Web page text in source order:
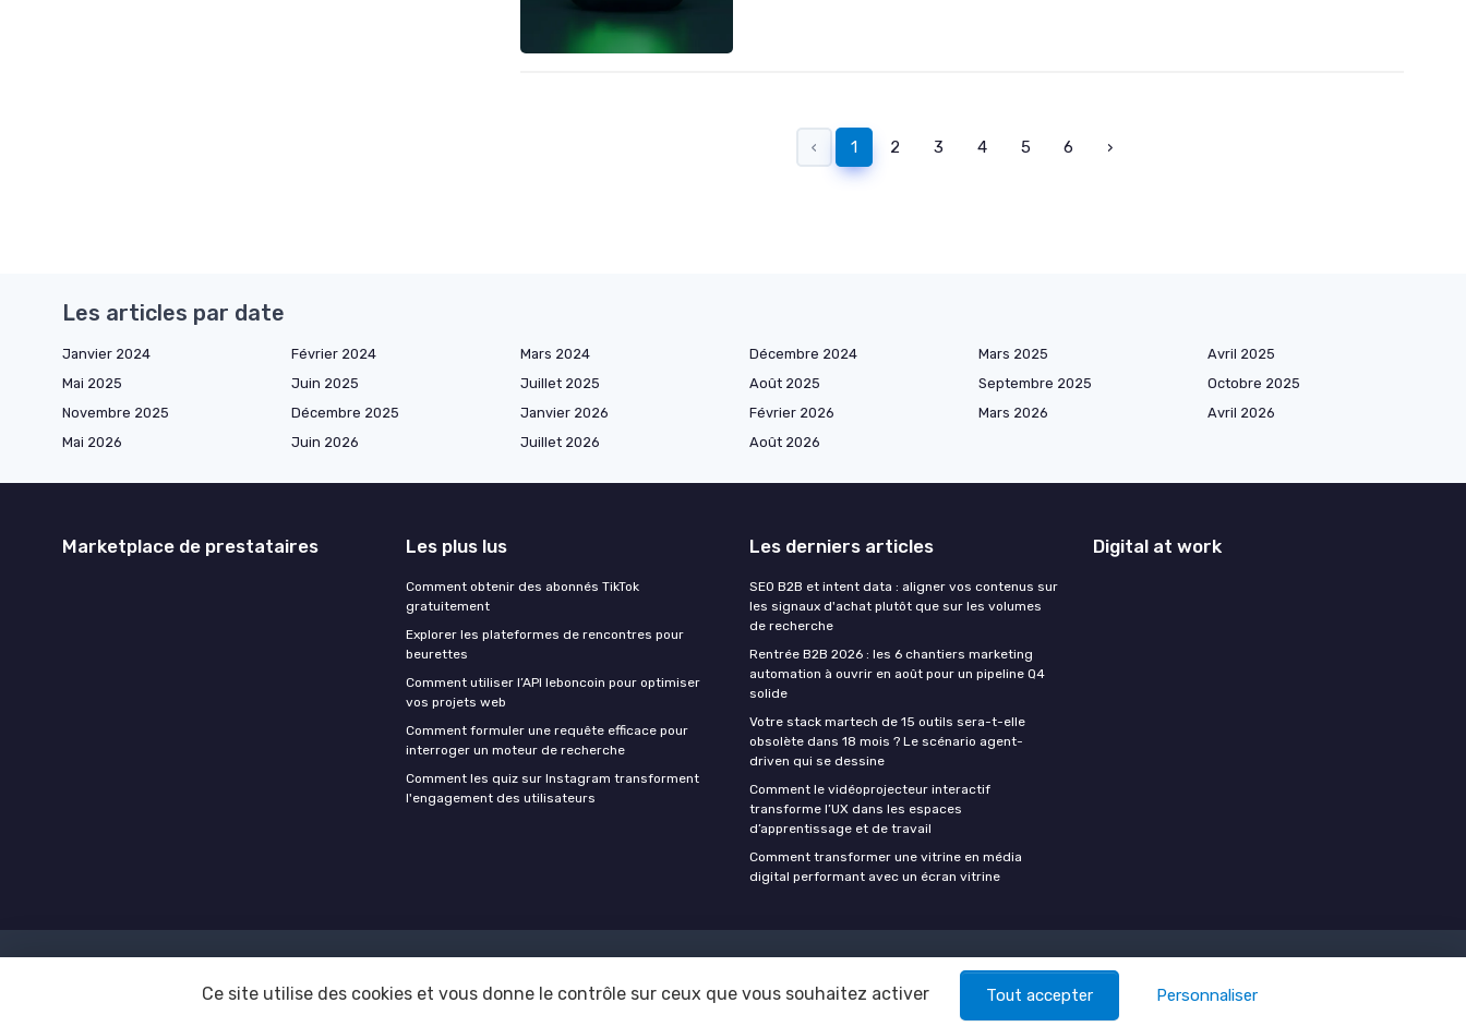
‹ 1 2 3 4 5 6 ›
Les articles par date
Janvier 2024 Février 2024 Mars 2024 Décembre 2024 Mars 2025
Avril 2025
Mai 2025
Juin 2025 Juillet 2025 Août 2025 Septembre 2025
Octobre 2025
Novembre 2025
Décembre 2025 Janvier 2026 Février 2026 Mars 2026
Avril 2026
Mai 2026
Juin 2026 Juillet 2026 Août 2026
Marketplace de prestataires Les plus lus
Comment obtenir des abonnés TikTok
gratuitement
Explorer les plateformes de rencontres pour
beurettes
Comment utiliser l’API leboncoin pour optimiser
vos projets web
Comment formuler une requête efficace pour
interroger un moteur de recherche
Comment les quiz sur Instagram transforment
l'engagement des utilisateurs
Les derniers articles
SEO B2B et intent data : aligner vos contenus sur
les signaux d'achat plutôt que sur les volumes
de recherche
Rentrée B2B 2026 : les 6 chantiers marketing
automation à ouvrir en août pour un pipeline Q4
solide
Votre stack martech de 15 outils sera-t-elle
obsolète dans 18 mois ? Le scénario agent-
driven qui se dessine
Comment le vidéoprojecteur interactif
transforme l’UX dans les espaces
d’apprentissage et de travail
Comment transformer une vitrine en média
digital performant avec un écran vitrine
Digital at work
© Digital at work 2026
Ce site utilise des cookies et vous donne le contrôle sur ceux que vous souhaitez activer Tout accepter Personnaliser